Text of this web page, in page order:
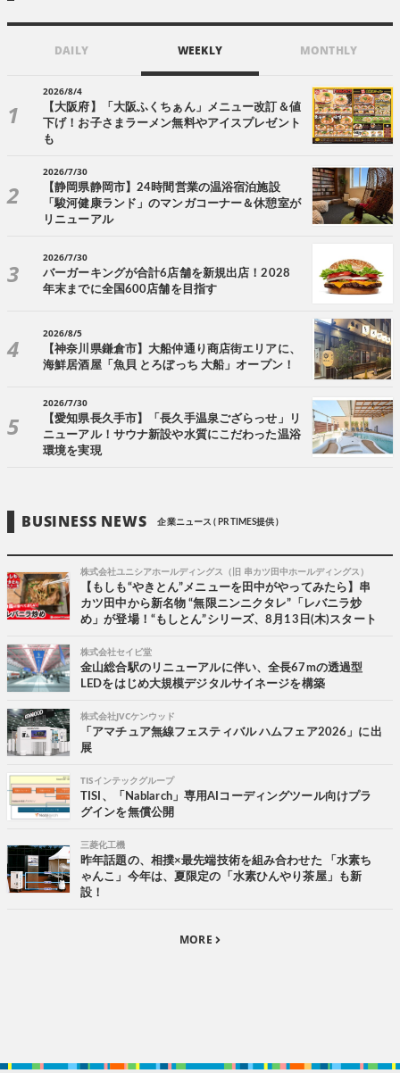
DAILY WEEKLY MONTHLY
2026/8/4
【大阪府】「大阪ふくちぁん」メニュー改訂＆値
下げ！お子さまラーメン無料やアイスプレゼント
も
2026/7/30
【静岡県静岡市】24時間営業の温浴宿泊施設
「駿河健康ランド」のマンガコーナー＆休憩室が
リニューアル
2026/7/30
バーガーキングが合計6店舗を新規出店！2028
年末までに全国600店舗を目指す
2026/8/5
【神奈川県鎌倉市】大船仲通り商店街エリアに、
海鮮居酒屋「魚貝 とろぼっち 大船」オープン！
2026/7/30
【愛知県長久手市】「長久手温泉ござらっせ」リ
ニューアル！サウナ新設や水質にこだわった温浴
環境を実現
BUSINESS NEWS 企業ニュース ( PR TIMES提供 )
株式会社ユニシアホールディングス（旧 串カツ田中ホールディングス）
【もしも“やきとん”メニューを田中がやってみたら】串
カツ田中から新名物 “無限ニンニクタレ”「レバニラ炒
め」が登場！“もしとん”シリーズ、8月13日(木)スタート
株式会社セイビ堂
金山総合駅のリニューアルに伴い、全長67mの透過型
LEDをはじめ大規模デジタルサイネージを構築
株式会社JVCケンウッド
「アマチュア無線フェスティバル ハムフェア2026」に出
展
TISインテックグループ
TISI、「Nablarch」専用AIコーディングツール向けプラ
グインを無償公開
三菱化工機
昨年話題の、相撲×最先端技術を組み合わせた 「水素ち
ゃんこ」今年は、夏限定の「水素ひんやり茶屋」も新
設！
MORE